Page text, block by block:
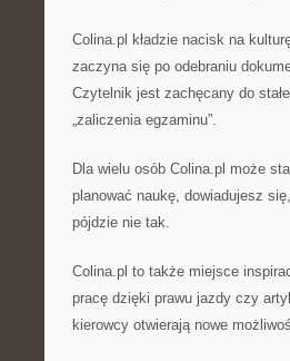
Colina.pl kładzie nacisk na
zaczyna się po odebraniu
Czytelnik jest zachęcany do
„zaliczenia egzaminu”.
Dla wielu osób Colina.pl może
planować naukę, dowiadujesz
pójdzie nie tak.
Colina.pl to także miejsce
pracę dzięki prawu jazdy czy
kierowcy otwierają nowe